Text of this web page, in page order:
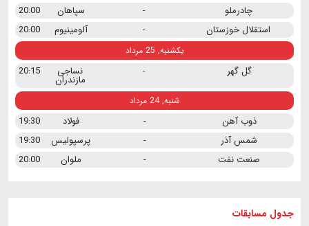
چادرملو
- سپاهان
20:00
استقلال خوزستان
- آلومینیوم 20:00
یکشنبه, 25 مرداد
گل گهر - نساجی
مازندران
20:15
شنبه, 24 مرداد
ذوب آهن - فولاد
19:30
شمس آذر
- پرسپولیس
19:30
صنعت نفت
- ملوان 20:00
جدول مسابقات